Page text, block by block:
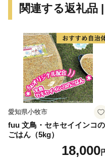
す。
関連する返礼品
愛知県小牧市
fuu 文鳥・セキセイインコの
ごはん（5kg）
18,000